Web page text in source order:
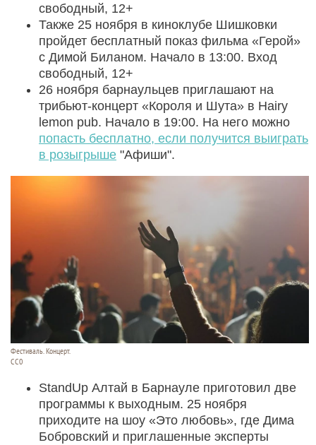
свободный, 12+
Также 25 ноября в киноклубе Шишковки
пройдет бесплатный показ фильма «Герой»
с Димой Биланом. Начало в 13:00. Вход
свободный, 12+
26 ноября барнаульцев приглашают на
трибьют-концерт «Короля и Шута» в Hairy
lemon pub. Начало в 19:00. На него можно
попасть бесплатно, если получится выиграть
в розыгрыше "Афиши".
Фестиваль. Концерт.
СС0
StandUp Алтай в Барнауле приготовил две
программы к выходным. 25 ноября
приходите на шоу «Это любовь», где Дима
Бобровский и приглашенные эксперты